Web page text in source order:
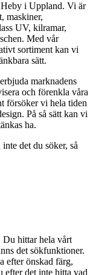
i Uppland. Vi är
maskiner,
UV, kilramar,
Med vår
sortiment kan vi
sätt.
marknadens
och förenkla våra
försöker vi hela tiden
På så sätt kan vi
ha.
det du söker, så
Du hittar hela vårt
det sökfunktioner.
efter önskad färg,
efter det inte hitta vad